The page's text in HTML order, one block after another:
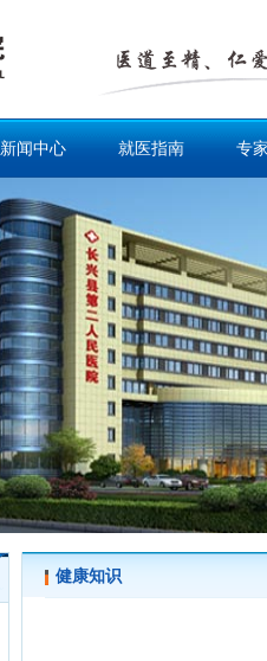
新闻中心 就医指南 专
健康知识